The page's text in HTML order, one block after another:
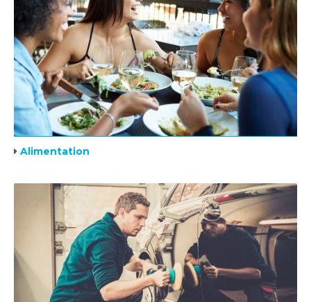
Alimentation